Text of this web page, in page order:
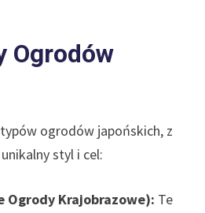
Ogrodów
ogrodów japońskich, z
styl i cel:
Ogrody Krajobrazowe): Te